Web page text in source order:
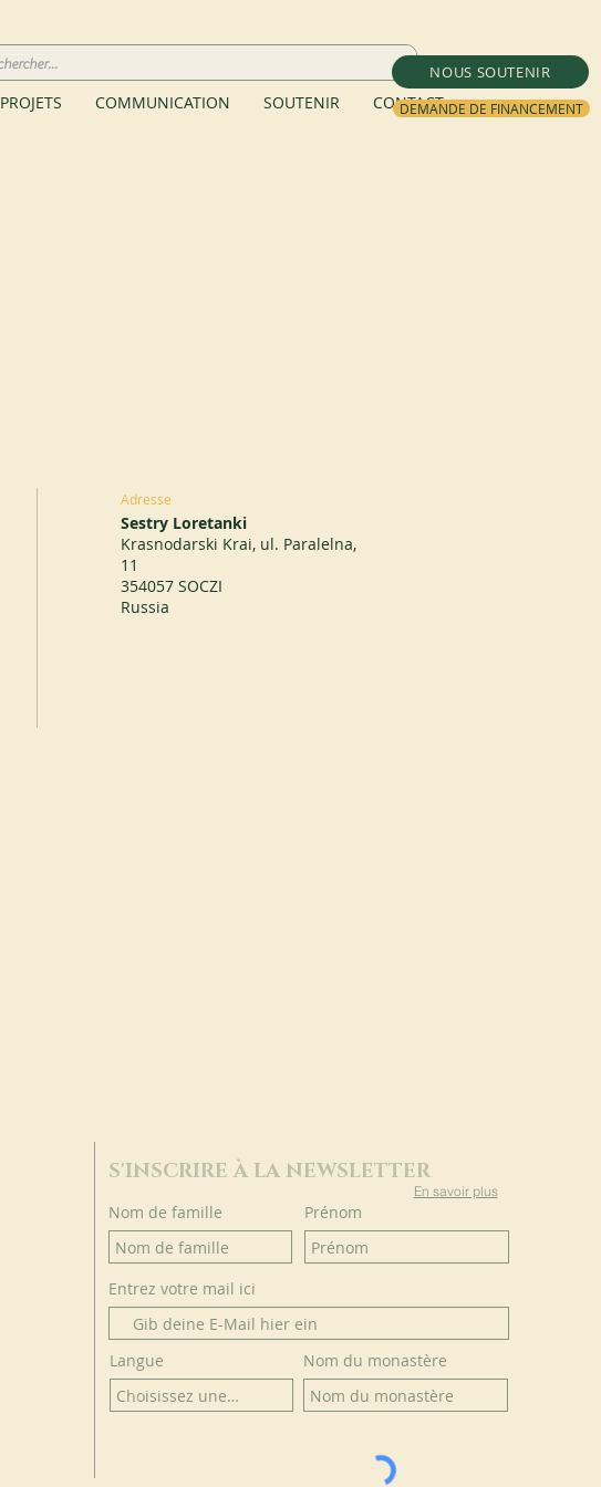
NOUS SOUTENIR
DEMANDE DE FINANCEMENT
PROJETS COMMUNICATION SOUTENIR CONTACT
Adresse
Sestry Loretanki
Krasnodarski Krai, ul. Paralelna,
11
354057 SOCZI
Russia
S'INSCRIRE À LA NEWSLETTER
En savoir plus
Nom de famille Prénom
Entrez votre mail ici
Langue Nom du monastère